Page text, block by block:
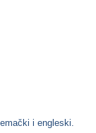
i engleski.